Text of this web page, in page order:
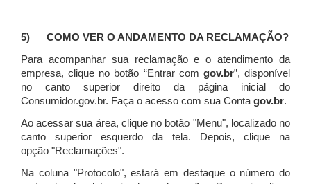
5) COMO VER O ANDAMENTO DA RECLAMAÇÃO?
Para acompanhar sua reclamação e o atendimento da
empresa, clique no botão “Entrar com gov.br”, disponível
no canto superior direito da página inicial do
Consumidor.gov.br. Faça o acesso com sua Contagov.br.
Ao acessar sua área, clique no botão "Menu", localizado no
canto superior esquerdo da tela. Depois, clique na
opção "Reclamações".
Na coluna "Protocolo", estará em destaque o número do